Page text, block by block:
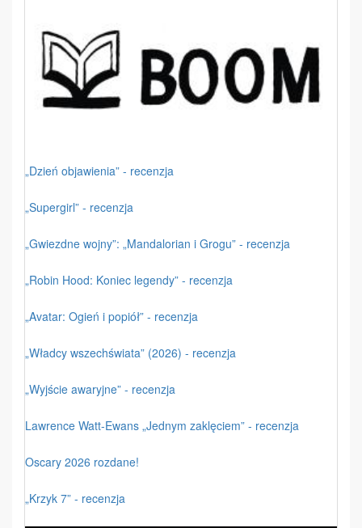
„Dzień objawienia” - recenzja
„Supergirl” - recenzja
„Gwiezdne wojny”: „Mandalorian i Grogu” - recenzja
„Robin Hood: Koniec legendy” - recenzja
„Avatar: Ogień i popiół” - recenzja
„Władcy wszechświata” (2026) - recenzja
„Wyjście awaryjne” - recenzja
Lawrence Watt-Ewans „Jednym zaklęciem” - recenzja
Oscary 2026 rozdane!
„Krzyk 7” - recenzja